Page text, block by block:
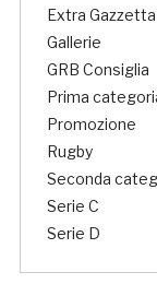
Extra Gazzetta
Gallerie
GRB Consiglia
Prima
Promozione
Rugby
Seconda
Serie C
Serie D